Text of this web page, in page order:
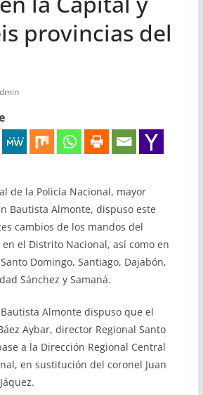
provincias del
de la Policía Nacional, mayor
Bautista Almonte, dispuso este
cambios de los mandos del
el Distrito Nacional, así como en
Domingo, Santiago, Dajabón,
Sánchez y Samaná.
Almonte dispuso que el
Aybar, director Regional Santo
a la Dirección Regional Central
en sustitución del coronel Juan